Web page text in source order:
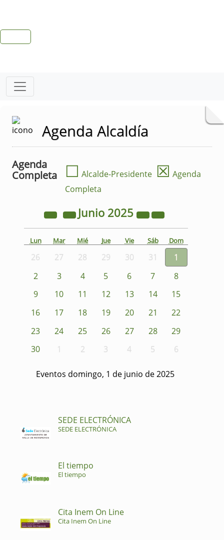
Agenda Alcaldía
Agenda
Completa
☐ Alcalde-Presidente ☒ Agenda
Completa
Junio 2025
Lun Mar Mié Jue Vie Sáb Dom
26 27 28 29 30 31
1
2
3 4 5 6 7
8
9
10 11 12 13 14
15
16
17 18 19 20 21
22
23
24 25 26 27 28
29
30
1 2 3 4 5 6
Eventos domingo, 1 de junio de 2025
SEDE ELECTRÓNICA
SEDE ELECTRÓNICA
El tiempo
El tiempo
Cita Inem On Line
Cita Inem On Line